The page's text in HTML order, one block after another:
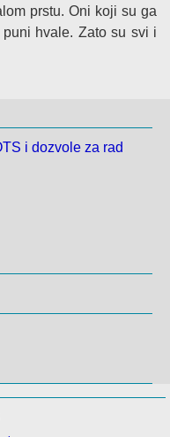
prstu. Oni koji su ga
hvale. Zato su svi i
i dozvole za rad